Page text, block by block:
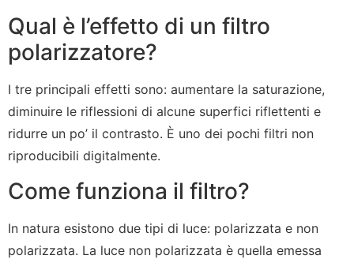
Qual è l’effetto di un filtro
polarizzatore?
I tre principali effetti sono: aumentare la saturazione,
diminuire le riflessioni di alcune superfici riflettenti e
ridurre un po’ il contrasto. È uno dei pochi filtri non
riproducibili digitalmente.
Come funziona il filtro?
In natura esistono due tipi di luce: polarizzata e non
polarizzata. La luce non polarizzata è quella emessa